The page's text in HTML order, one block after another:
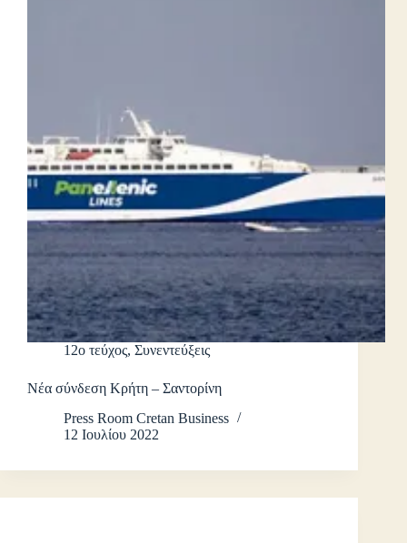
12ο τεύχος, Συνεντεύξεις
Νέα σύνδεση Κρήτη – Σαντορίνη
Press Room Cretan Business
12 Ιουλίου 2022